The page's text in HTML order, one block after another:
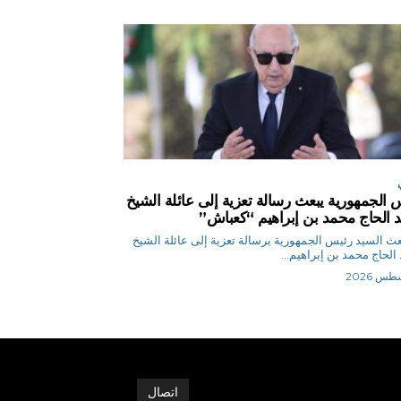
الجمهورية يبعث رسالة تعزية إلى عائلة الشيخ
الحاج محمد بن إبراهيم “كعباش”
بعث السيد رئيس الجمهورية برسالة تعزية إلى عائلة الشيخ
محمد بن إبراهيم...
اتصال